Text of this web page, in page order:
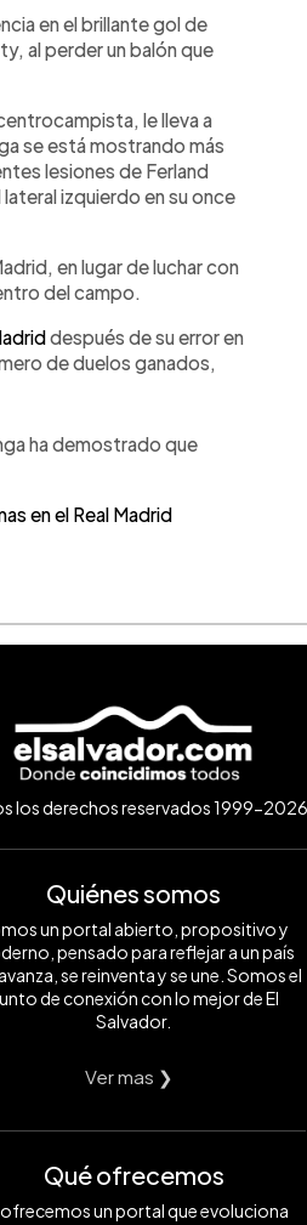
en el brillante gol de
al perder un balón que
le lleva a
se está mostrando más
lesiones de Ferland
lateral izquierdo en su once
en lugar de luchar con
del campo.
después de su error en
de duelos ganados,
ha demostrado que
en el Real Madrid
los derechos reservados 1999-2026
Quiénes somos
un portal abierto, propositivo y
pensado para reflejar a un país
se reinventa y se une. Somos el
de conexión con lo mejor de El
Salvador.
Ver mas ❯
Qué ofrecemos
ofrecemos un portal que evoluciona